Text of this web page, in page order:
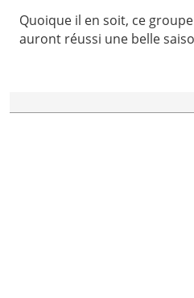
Quoique il en soit, ce
auront réussi une belle